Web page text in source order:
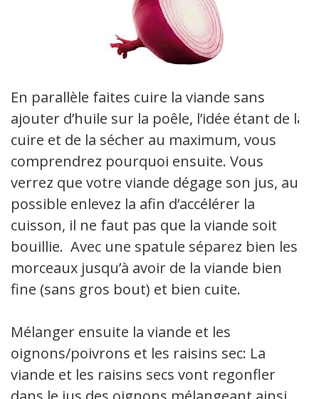
En parallèle faites cuire la viande sans
ajouter d’huile sur la poêle, l’idée étant de la
cuire et de la sécher au maximum, vous
comprendrez pourquoi ensuite. Vous
verrez que votre viande dégage son jus, au
possible enlevez la afin d’accélérer la
cuisson, il ne faut pas que la viande soit
bouillie. Avec une spatule séparez bien les
morceaux jusqu’à avoir de la viande bien
fine (sans gros bout) et bien cuite.
Mélanger ensuite la viande et les
oignons/poivrons et les raisins sec: La
viande et les raisins secs vont regonfler